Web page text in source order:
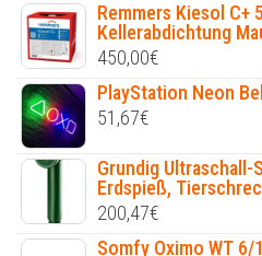
Remmers Kiesol C+
Kellerabdichtung
450,00€
PlayStation Neon
51,67€
Grundig
Erdspieß,
200,47€
Somfy Oximo WT